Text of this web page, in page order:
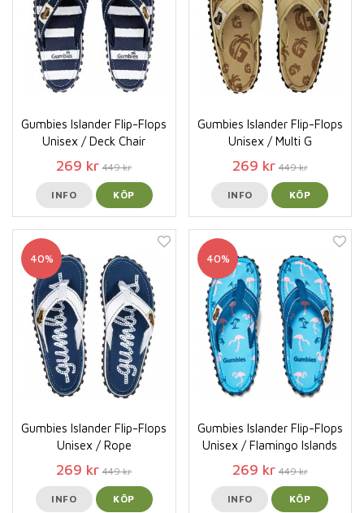
Gumbies Islander Flip-Flops
Unisex / Deck Chair
269 kr 449 kr
INFO KÖP
Gumbies Islander Flip-Flops
Unisex / Multi G
269 kr 449 kr
INFO KÖP
40%
Gumbies Islander Flip-Flops
Unisex / Rope
269 kr 449 kr
INFO KÖP
40%
Gumbies Islander Flip-Flops
Unisex / Flamingo Islands
269 kr 449 kr
INFO KÖP